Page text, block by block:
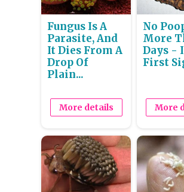
Fungus Is A
Parasite, And
It Dies From A
Drop Of
Plain...
More details
No
More
Days -
First
More